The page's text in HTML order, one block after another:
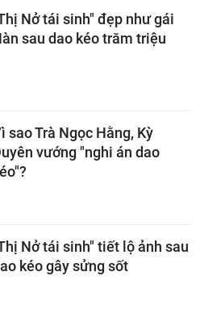
Nở tái sinh" đẹp như gái
sau dao kéo trăm triệu
sao Trà Ngọc Hằng, Kỳ
vướng "nghi án dao
Nở tái sinh" tiết lộ ảnh sau
kéo gây sửng sốt